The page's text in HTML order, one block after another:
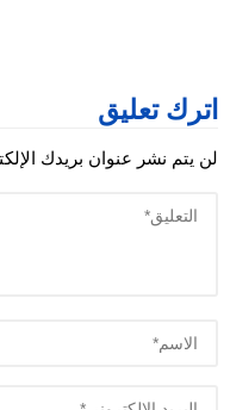
اترك تعليق
لن يتم نشر عنوان بريدك